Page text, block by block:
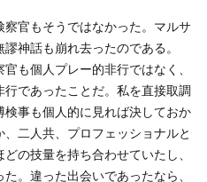
官もそうではなかった。マルサ
神話も崩れ去ったのである。
も個人プレー的非行ではなく、
であったことだ。私を直接取調
事も個人的に見れば決しておか
二人共、プロフェッショナルと
の技量を持ち合わせていたし、
。違った出会いであったなら、